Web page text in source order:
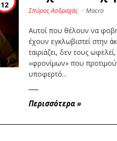
12
Σπύρος Ασδραχάς · Macro
Αυτοί που θέλουν να
έχουν εγκλωβιστεί στην
ταιριάζει, δεν τους
«φρονίμων» που
υποφερτό...
Περισσότερα»